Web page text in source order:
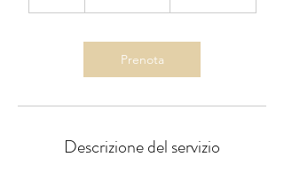
Prenota
Descrizione del servizio